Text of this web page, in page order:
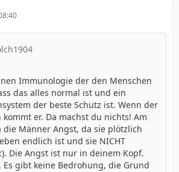
Immunologie der den Menschen
das alles normal ist und ein
der beste Schutz ist. Wenn der
er. Da machst du nichts! Am
die Männer Angst, da sie plötzlich
endlich ist und sie NICHT
Die Angst ist nur in deinem Kopf.
Es gibt keine Bedrohung, die Grund